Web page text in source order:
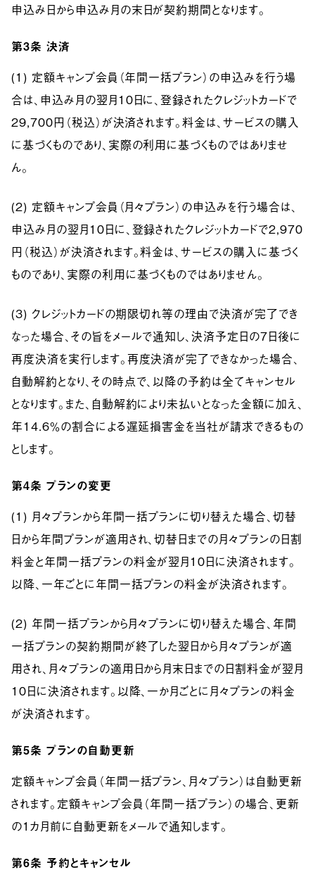
申込み日から申込み月の末日が契約期間となります。
第3条 決済
(1) 定額キャンプ会員（年間一括プラン）の申込みを行う場
合は、申込み月の翌月10日に、登録されたクレジットカードで
29,700円（税込）が決済されます。料金は、サービスの購入
に基づくものであり、実際の利用に基づくものではありませ
ん。
(2) 定額キャンプ会員（月々プラン）の申込みを行う場合は、
申込み月の翌月10日に、登録されたクレジットカードで2,970
円（税込）が決済されます。料金は、サービスの購入に基づく
ものであり、実際の利用に基づくものではありません。
(3) クレジットカードの期限切れ等の理由で決済が完了でき
なった場合、その旨をメールで通知し、決済予定日の7日後に
再度決済を実行します。再度決済が完了できなかった場合、
自動解約となり、その時点で、以降の予約は全てキャンセル
となります。また、自動解約により未払いとなった金額に加え、
年14.6％の割合による遅延損害金を当社が請求できるもの
とします。
第4条 プランの変更
(1) 月々プランから年間一括プランに切り替えた場合、切替
日から年間プランが適用され、切替日までの月々プランの日割
料金と年間一括プランの料金が翌月10日に決済されます。
以降、一年ごとに年間一括プランの料金が決済されます。
(2) 年間一括プランから月々プランに切り替えた場合、年間
一括プランの契約期間が終了した翌日から月々プランが適
用され、月々プランの適用日から月末日までの日割料金が翌月
10日に決済されます。以降、一か月ごとに月々プランの料金
が決済されます。
第5条 プランの自動更新
定額キャンプ会員（年間一括プラン、月々プラン）は自動更新
されます。定額キャンプ会員（年間一括プラン）の場合、更新
の1カ月前に自動更新をメールで通知します。
第6条 予約とキャンセル